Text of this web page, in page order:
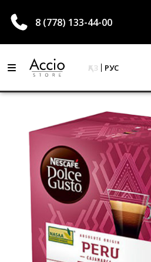
8 (778) 133-44-00
ҚАЗ РУС